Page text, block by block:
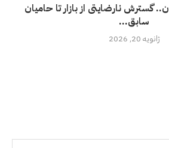
گسترش نارضایتی از بازار تا حامیان
سابق...
ژانویه 20, 2026